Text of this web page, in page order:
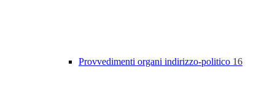
Provvedimenti organi indirizzo-politico 16